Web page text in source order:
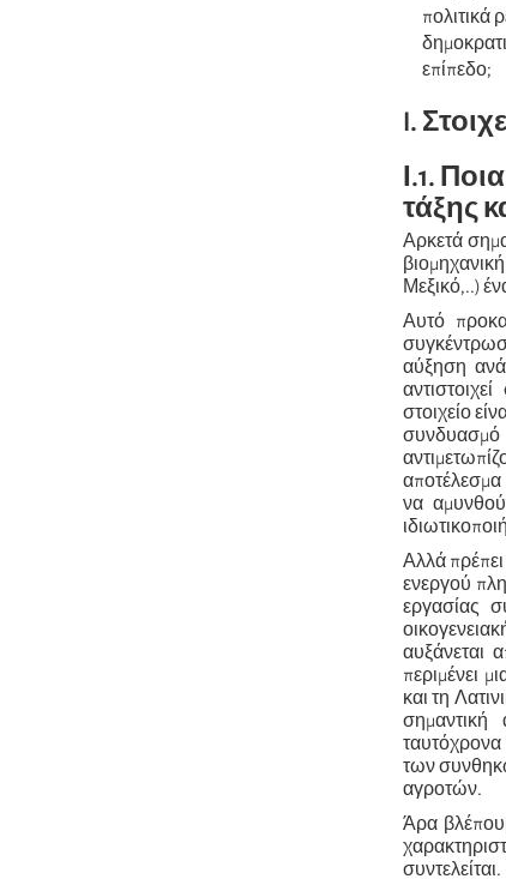
πολιτικά
επίπεδο;
I.
Ι.1.
τάξης
Αρκετά
Μεξικό,..)
Αυτό
αύξηση
στοιχείο
αποτέλεσμα
να
Αλλά
ενεργού
εργασίας
αυξάνεται
περιμένει
και τη
σημαντική
των
αγροτών.
Άρα
συντελείται.